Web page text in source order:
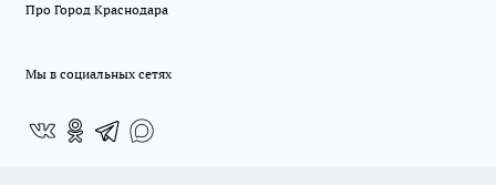
Про Город Краснодара
Мы в социальных сетях